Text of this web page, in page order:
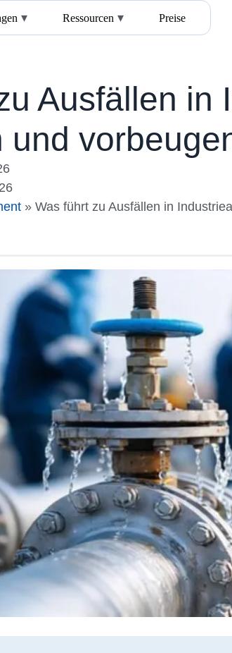
Ressourcen Preise
Ausfällen in
und
» Was führt zu Ausfällen in